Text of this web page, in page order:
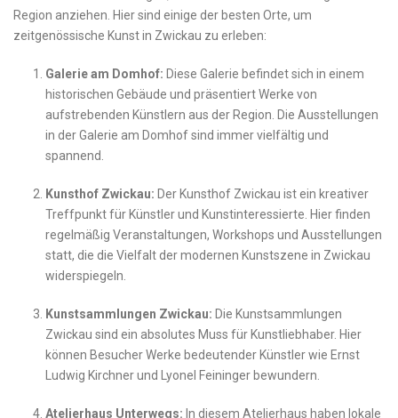
Region anziehen. Hier sind ⁢einige der ⁤besten Orte, um
zeitgenössische Kunst in ‌Zwickau zu erleben:
Galerie am Domhof: Diese Galerie befindet sich in einem
historischen Gebäude und ⁣präsentiert Werke ‍von
aufstrebenden Künstlern‍ aus der Region. Die Ausstellungen
in der Galerie am Domhof sind immer vielfältig und
spannend.
Kunsthof Zwickau: Der Kunsthof Zwickau ‍ist ein kreativer
⁤Treffpunkt für ‍Künstler und Kunstinteressierte. Hier finden
regelmäßig Veranstaltungen,‍ Workshops und Ausstellungen​
statt, die die Vielfalt der modernen ⁤Kunstszene in ⁤Zwickau
widerspiegeln.
Kunstsammlungen Zwickau: Die Kunstsammlungen‌
Zwickau⁣ sind ein absolutes Muss für⁢ Kunstliebhaber.‌ Hier
‍können⁤ Besucher Werke bedeutender ⁢Künstler wie Ernst
Ludwig Kirchner und⁤ Lyonel Feininger‍ bewundern.
Atelierhaus Unterwegs: In diesem Atelierhaus haben​ lokale